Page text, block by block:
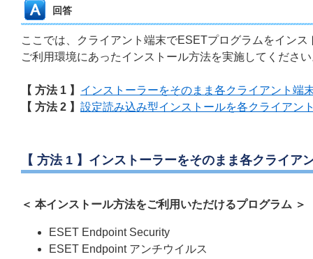
回答
ここでは、クライアント端末でESETプログラムをイン
ご利用環境にあったインストール方法を実施してくださ
【 方法 1 】 インストーラーをそのまま各クライアント端
【 方法 2 】 設定読み込み型インストールを各クライアン
【 方法 1 】インストーラーをそのまま各クライア
＜ 本インストール方法をご利用いただけるプログラム ＞
ESET Endpoint Security
ESET Endpoint アンチウイルス